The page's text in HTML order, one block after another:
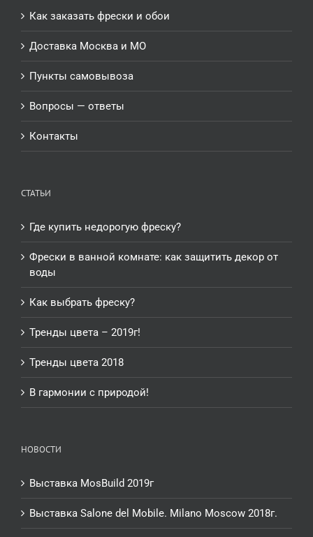
Как заказать фрески и обои
Доставка Москва и МО
Пункты самовывоза
Вопросы — ответы
Контакты
СТАТЬИ
Где купить недорогую фреску?
Фрески в ванной комнате: как защитить декор от
воды
Как выбрать фреску?
Тренды цвета – 2019г!
Тренды цвета 2018
В гармонии с природой!
НОВОСТИ
Выставка MosBuild 2019г
Выставка Salone del Mobile. Milano Moscow 2018г.